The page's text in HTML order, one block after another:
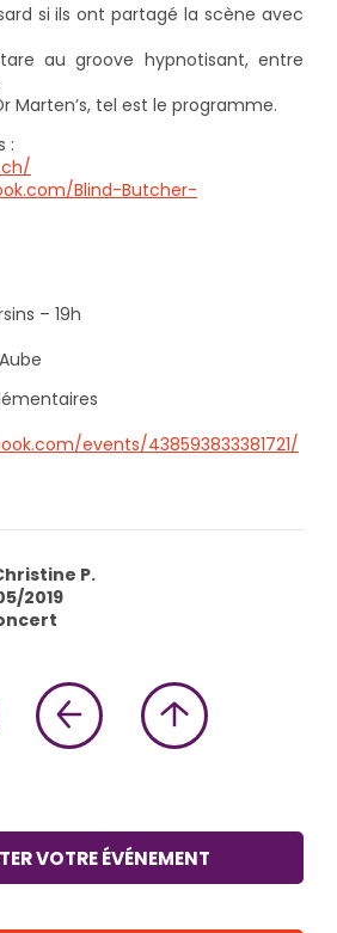
si ils ont partagé la scène avec
au groove hypnotisant, entre
Marten’s, tel est le programme.
:
Blind-Butcher-
– 19h
events/438593833381721/
P.
2019
VOTRE ÉVÉNEMENT